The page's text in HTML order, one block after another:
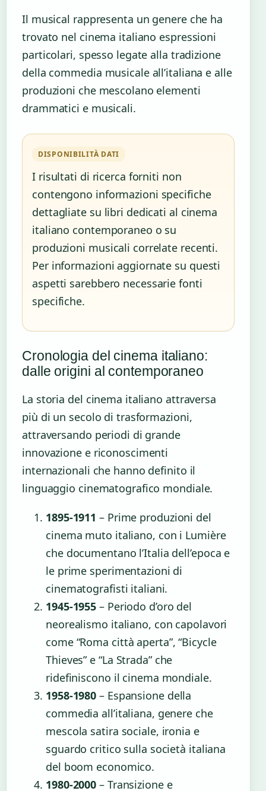
Il musical rappresenta un genere che ha
trovato nel cinema italiano espressioni
particolari, spesso legate alla tradizione
della commedia musicale all’italiana e alle
produzioni che mescolano elementi
drammatici e musicali.
DISPONIBILITÀ DATI
I risultati di ricerca forniti non
contengono informazioni specifiche
dettagliate su libri dedicati al cinema
italiano contemporaneo o su
produzioni musicali correlate recenti.
Per informazioni aggiornate su questi
aspetti sarebbero necessarie fonti
specifiche.
Cronologia del cinema italiano:
dalle origini al contemporaneo
La storia del cinema italiano attraversa
più di un secolo di trasformazioni,
attraversando periodi di grande
innovazione e riconoscimenti
internazionali che hanno definito il
linguaggio cinematografico mondiale.
1895-1911 – Prime produzioni del
cinema muto italiano, con i Lumière
che documentano l’Italia dell’epoca e
le prime sperimentazioni di
cinematografisti italiani.
1945-1955 – Periodo d’oro del
neorealismo italiano, con capolavori
come “Roma città aperta”, “Bicycle
Thieves” e “La Strada” che
ridefiniscono il cinema mondiale.
1958-1980 – Espansione della
commedia all’italiana, genere che
mescola satira sociale, ironia e
sguardo critico sulla società italiana
del boom economico.
1980-2000 – Transizione e